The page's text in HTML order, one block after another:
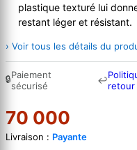
plastique texturé lui
restant léger et résistant.
› Voir tous les détails du
🔒Paiement
sécurisé
↩retour
70 000
Livraison : Payante